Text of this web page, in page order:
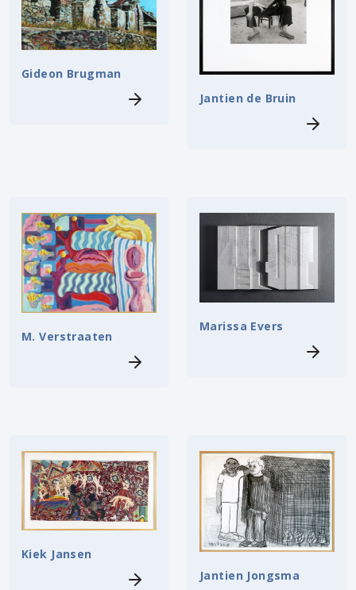
Gideon Brugman
Jantien de Bruin
M. Verstraaten
Marissa Evers
Kiek Jansen
Jantien Jongsma